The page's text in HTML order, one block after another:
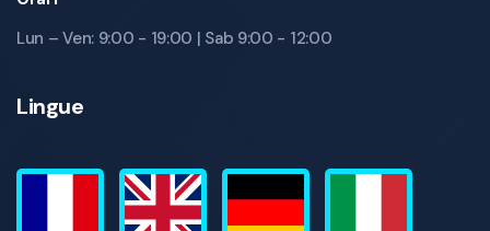
Lun – Ven: 9:00 - 19:00 | Sab 9:00 - 12:00
Lingue